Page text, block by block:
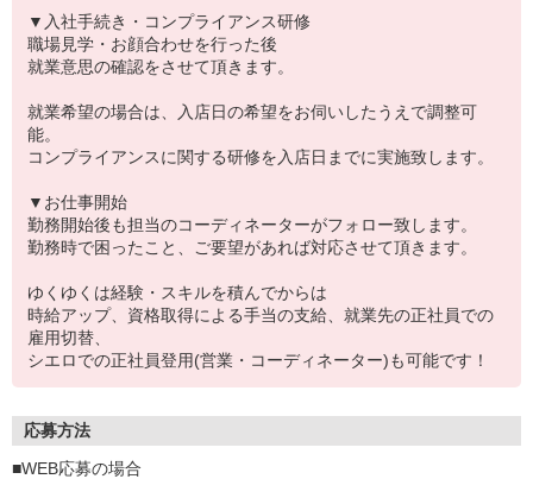
▼入社手続き・コンプライアンス研修
職場見学・お顔合わせを行った後
就業意思の確認をさせて頂きます。
就業希望の場合は、入店日の希望をお伺いしたうえで調整可
能。
コンプライアンスに関する研修を入店日までに実施致します。
▼お仕事開始
勤務開始後も担当のコーディネーターがフォロー致します。
勤務時で困ったこと、ご要望があれば対応させて頂きます。
ゆくゆくは経験・スキルを積んでからは
時給アップ、資格取得による手当の支給、就業先の正社員での
雇用切替、
シエロでの正社員登用(営業・コーディネーター)も可能です！
応募方法
■WEB応募の場合